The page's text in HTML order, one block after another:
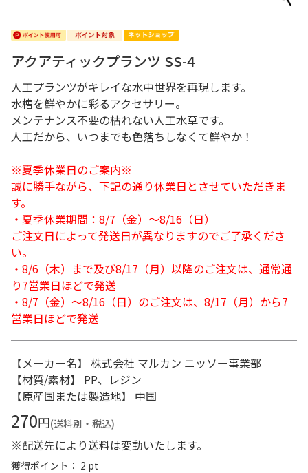
アクアティックプランツ SS-4
人工プランツがキレイな水中世界を再現します。
水槽を鮮やかに彩るアクセサリー。
メンテナンス不要の枯れない人工水草です。
人工だから、いつまでも色落ちしなくて鮮やか！
※夏季休業日のご案内※
誠に勝手ながら、下記の通り休業日とさせていただきま
す。
・夏季休業期間：8/7（金）～8/16（日）
ご注文日によって発送日が異なりますのでご了承くださ
い。
・8/6（木）まで及び8/17（月）以降のご注文は、通常通
り7営業日ほどで発送
・8/7（金）～8/16（日）のご注文は、8/17（月）から7
営業日ほどで発送
【メーカー名】 株式会社 マルカン ニッソー事業部
【材質/素材】 PP、レジン
【原産国または製造地】 中国
270円(送料別・税込)
※配送先により送料は変動いたします。
獲得ポイント： 2 pt